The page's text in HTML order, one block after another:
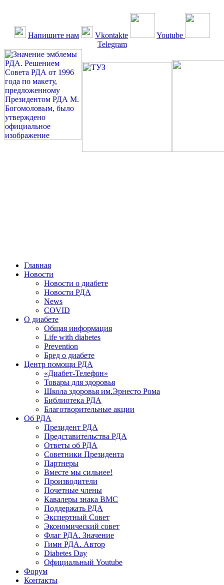
Напишите нам Vkontakte
Youtube
Telegram
Главная
Новости
Новости о диабете
Новости РДА
News
COVID
О диабете
Общая информация
Life with diabetes
Prevention
Бред о диабете
Центр помощи РДА
«Диабет-Телефон»
Товары для здоровья
Школа здоровья им.Эрнесто Рома
Библиотека РДА
Благотворительные акции
Об РДА
Президент РДА
Представительства РДА
Ответы об РДА
Советники Президента
Партнеры
Вместе мы сильнее!
Производители
Почетные члены
Кавалеры знака ВМС
Поддержать РДА
Экспертный Совет
Экономический совет
Флаг РДА. Значение
Гимн РДА. Автор
Diabetes Day
Официальный Youtube
Форум
Контакты